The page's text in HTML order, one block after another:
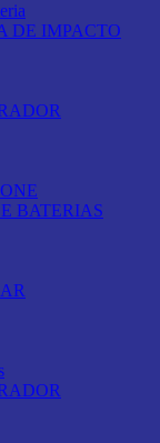
DE IMPACTO
BATERIAS